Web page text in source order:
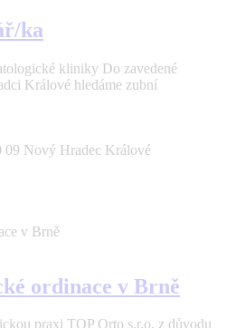
ka
kliniky Do zavedené
Králové hledáme zubní
09 Nový Hradec Králové
ordinace v Brně
praxi TOP Orto s.r.o. z důvodu